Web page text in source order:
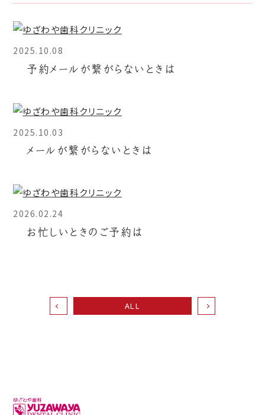
2025.10.08
予約メールが繋がらないときは
2025.10.03
メールが繋がらないときは
2026.02.24
お忙しいときのご予約は
ALL